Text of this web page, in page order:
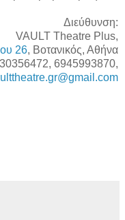
Διεύθυνση:
VAULT Theatre Plus,
26, Βοτανικός, Αθήνα
6945993870,